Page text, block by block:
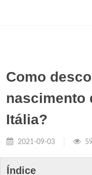
Como
nascimento
Itália?
2021-09-03
Índice